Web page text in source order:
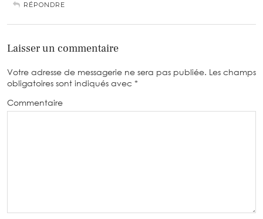
RÉPONDRE
Laisser un commentaire
Votre adresse de messagerie ne sera pas publiée. Les champs
obligatoires sont indiqués avec *
Commentaire